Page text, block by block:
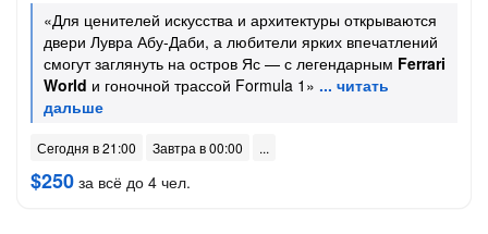
«Для ценителей искусства и архитектуры открываются
двери Лувра Абу-Даби, а любители ярких впечатлений
смогут заглянуть на остров Яс — с легендарным Ferrari
World и гоночной трассой Formula 1»
Сегодня в 21:00 Завтра в 00:00
$250 за всё до 4 чел.